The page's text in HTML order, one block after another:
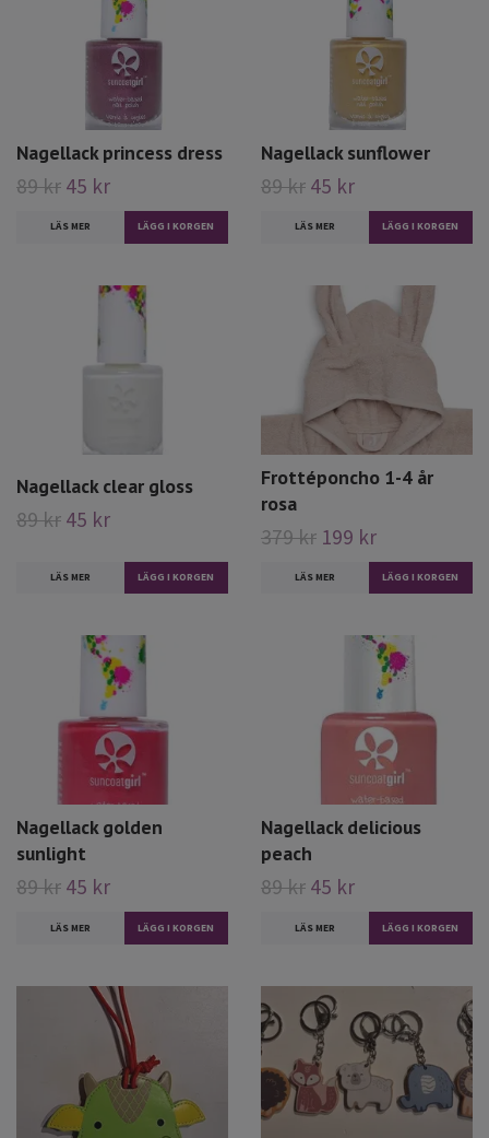
Nagellack princess dress
89 kr 45 kr
LÄS MER
Nagellack sunflower
89 kr 45 kr
LÄS MER
Nagellack clear gloss
89 kr 45 kr
LÄS MER
Frottéponcho 1-4 år
rosa
379 kr 199 kr
LÄS MER
Nagellack golden
sunlight
89 kr 45 kr
LÄS MER
Nagellack delicious
peach
89 kr 45 kr
LÄS MER